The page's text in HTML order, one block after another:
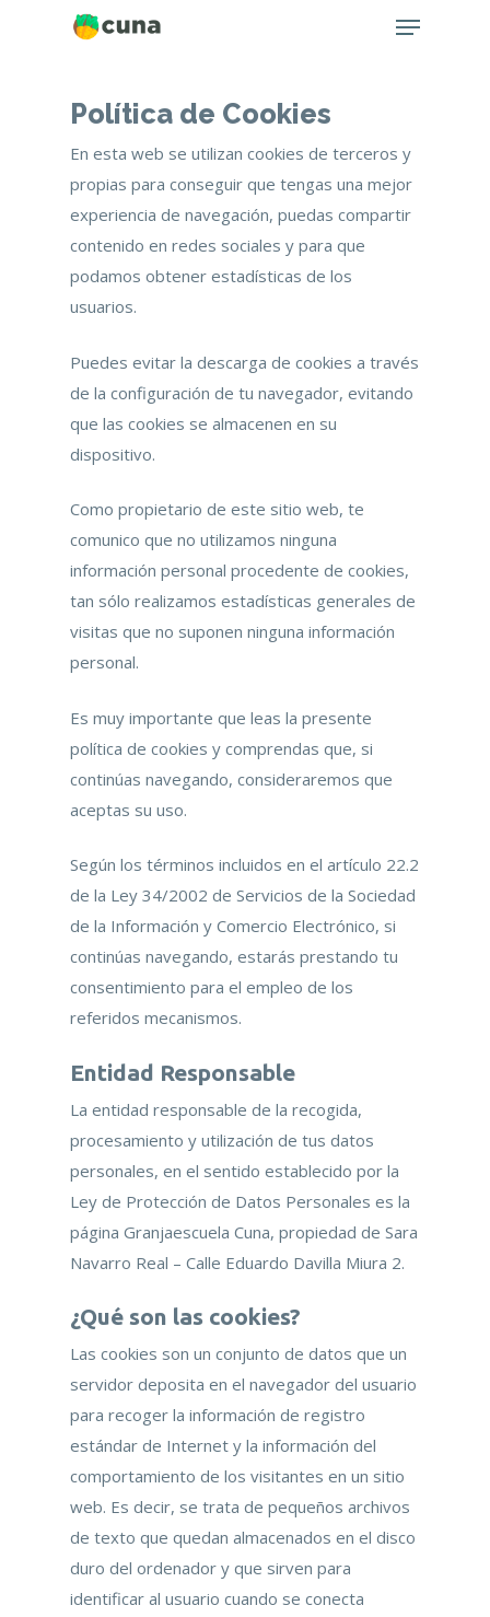
Menu
Política de Cookies
En esta web se utilizan cookies de terceros y
propias para conseguir que tengas una mejor
experiencia de navegación, puedas compartir
contenido en redes sociales y para que
podamos obtener estadísticas de los
usuarios.
Puedes evitar la descarga de cookies a través
de la configuración de tu navegador, evitando
que las cookies se almacenen en su
dispositivo.
Como propietario de este sitio web, te
comunico que no utilizamos ninguna
información personal procedente de cookies,
tan sólo realizamos estadísticas generales de
visitas que no suponen ninguna información
personal.
Es muy importante que leas la presente
política de cookies y comprendas que, si
continúas navegando, consideraremos que
aceptas su uso.
Según los términos incluidos en el artículo 22.2
de la Ley 34/2002 de Servicios de la Sociedad
de la Información y Comercio Electrónico, si
continúas navegando, estarás prestando tu
consentimiento para el empleo de los
referidos mecanismos.
Entidad Responsable
La entidad responsable de la recogida,
procesamiento y utilización de tus datos
personales, en el sentido establecido por la
Ley de Protección de Datos Personales es la
página Granjaescuela Cuna, propiedad de Sara
Navarro Real – Calle Eduardo Davilla Miura 2.
¿Qué son las cookies?
Las cookies son un conjunto de datos que un
servidor deposita en el navegador del usuario
para recoger la información de registro
estándar de Internet y la información del
comportamiento de los visitantes en un sitio
web. Es decir, se trata de pequeños archivos
de texto que quedan almacenados en el disco
duro del ordenador y que sirven para
identificar al usuario cuando se conecta